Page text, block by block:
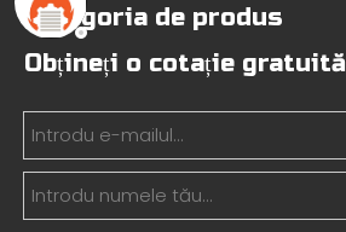
Categoria de produs
Obțineți o cotație gratuită